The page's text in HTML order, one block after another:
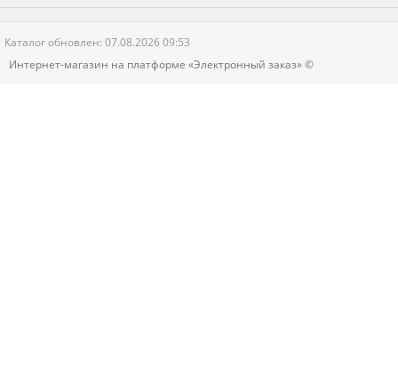
Новости
Каталог обновлен: 07.08.2026 09:53
Интернет-магазин на платформе «Электронный заказ» ©